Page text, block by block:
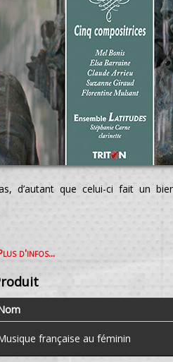
d’autant que celui-ci fait un
d'infos...
française au féminin